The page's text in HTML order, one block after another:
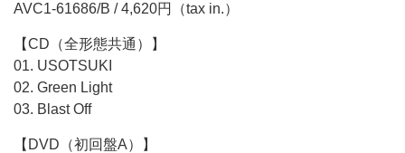
AVC1-61686/B / 4,620円（tax in.）
【CD（全形態共通）】
01. USOTSUKI
02. Green Light
03. Blast Off
【DVD（初回盤A）】